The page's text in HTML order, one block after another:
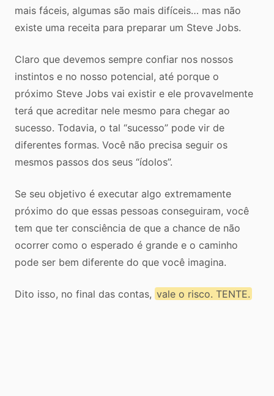
mais fáceis, algumas são mais difíceis… mas não
existe uma receita para preparar um Steve Jobs.
Claro que devemos sempre confiar nos nossos
instintos e no nosso potencial, até porque o
próximo Steve Jobs vai existir e ele provavelmente
terá que acreditar nele mesmo para chegar ao
sucesso. Todavia, o tal “sucesso” pode vir de
diferentes formas. Você não precisa seguir os
mesmos passos dos seus “ídolos”.
Se seu objetivo é executar algo extremamente
próximo do que essas pessoas conseguiram, você
tem que ter consciência de que a chance de não
ocorrer como o esperado é grande e o caminho
pode ser bem diferente do que você imagina.
Dito isso, no final das contas, vale o risco. TENTE.